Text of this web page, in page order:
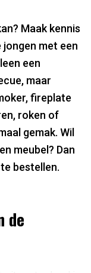
Maak kennis
jongen met een
een
maar
fireplate
roken of
gemak. Wil
meubel? Dan
bestellen.
de